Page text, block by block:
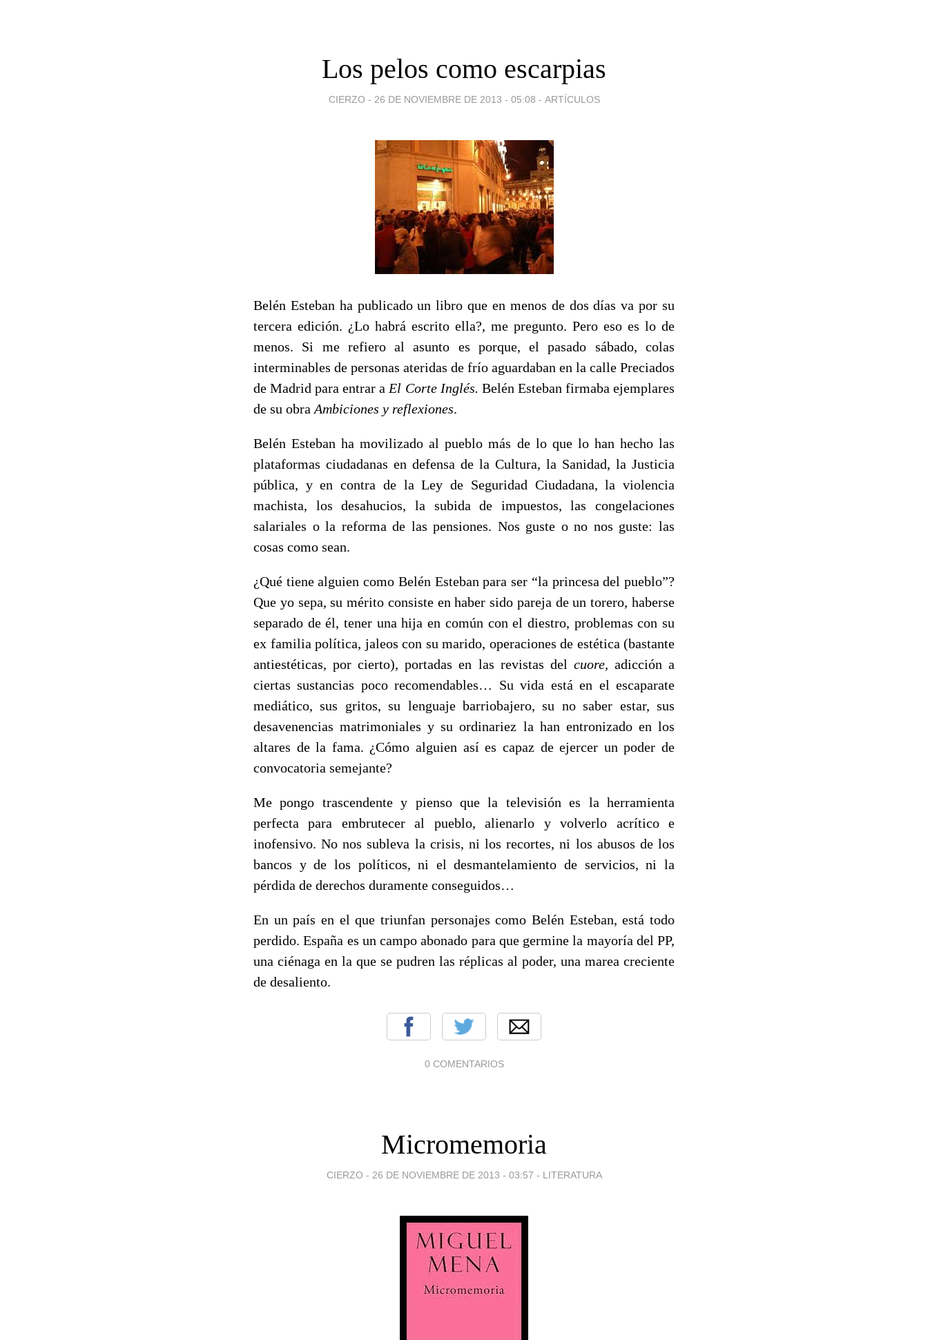
Los pelos como escarpias
CIERZO - 26 DE NOVIEMBRE DE 2013 - 05:08 - ARTÍCULOS
Belén Esteban ha publicado un libro que en menos de dos días va por su
tercera edición. ¿Lo habrá escrito ella?, me pregunto. Pero eso es lo de
menos. Si me refiero al asunto es porque, el pasado sábado, colas
interminables de personas ateridas de frío aguardaban en la calle Preciados
de Madrid para entrar a El Corte Inglés. Belén Esteban firmaba ejemplares
de su obra Ambiciones y reflexiones.
Belén Esteban ha movilizado al pueblo más de lo que lo han hecho las
plataformas ciudadanas en defensa de la Cultura, la Sanidad, la Justicia
pública, y en contra de la Ley de Seguridad Ciudadana, la violencia
machista, los desahucios, la subida de impuestos, las congelaciones
salariales o la reforma de las pensiones. Nos guste o no nos guste: las
cosas como sean.
¿Qué tiene alguien como Belén Esteban para ser “la princesa del pueblo”?
Que yo sepa, su mérito consiste en haber sido pareja de un torero, haberse
separado de él, tener una hija en común con el diestro, problemas con su
ex familia política, jaleos con su marido, operaciones de estética (bastante
antiestéticas, por cierto), portadas en las revistas del cuore, adicción a
ciertas sustancias poco recomendables… Su vida está en el escaparate
mediático, sus gritos, su lenguaje barriobajero, su no saber estar, sus
desavenencias matrimoniales y su ordinariez la han entronizado en los
altares de la fama. ¿Cómo alguien así es capaz de ejercer un poder de
convocatoria semejante?
Me pongo trascendente y pienso que la televisión es la herramienta
perfecta para embrutecer al pueblo, alienarlo y volverlo acrítico e
inofensivo. No nos subleva la crisis, ni los recortes, ni los abusos de los
bancos y de los políticos, ni el desmantelamiento de servicios, ni la
pérdida de derechos duramente conseguidos…
En un país en el que triunfan personajes como Belén Esteban, está todo
perdido. España es un campo abonado para que germine la mayoría del PP,
una ciénaga en la que se pudren las réplicas al poder, una marea creciente
de desaliento.
0 COMENTARIOS
Micromemoria
CIERZO - 26 DE NOVIEMBRE DE 2013 - 03:57 - LITERATURA